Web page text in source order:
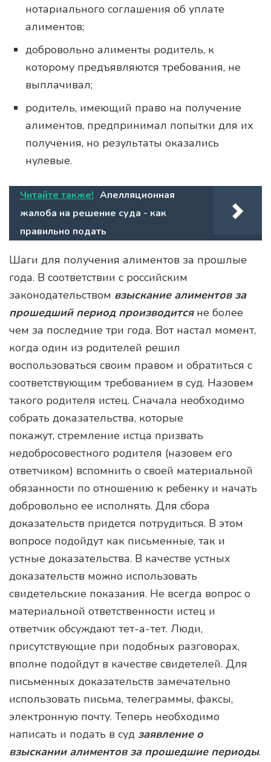
нотариального соглашения об уплате
алиментов;
добровольно алименты родитель, к
которому предъявляются требования, не
выплачивал;
родитель, имеющий право на получение
алиментов, предпринимал попытки для их
получения, но результаты оказались
нулевые.
Читайте также! Апелляционная
жалоба на решение суда - как
правильно подать
Шаги для получения алиментов за прошлые
года. В соответствии с российским
законодательством взыскание алиментов за
прошедший период производится не более
чем за последние три года. Вот настал момент,
когда один из родителей решил
воспользоваться своим правом и обратиться с
соответствующим требованием в суд. Назовем
такого родителя истец. Сначала необходимо
собрать доказательства, которые
покажут, стремление истца призвать
недобросовестного родителя (назовем его
ответчиком) вспомнить о своей материальной
обязанности по отношению к ребенку и начать
добровольно ее исполнять. Для сбора
доказательств придется потрудиться. В этом
вопросе подойдут как письменные, так и
устные доказательства. В качестве устных
доказательств можно использовать
свидетельские показания. Не всегда вопрос о
материальной ответственности истец и
ответчик обсуждают тет-а-тет. Люди,
присутствующие при подобных разговорах,
вполне подойдут в качестве свидетелей. Для
письменных доказательств замечательно
использовать письма, телеграммы, факсы,
электронную почту. Теперь необходимо
написать и подать в суд заявление о
взыскании алиментов за прошедшие периоды.